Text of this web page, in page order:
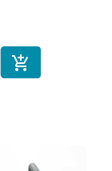

Ostoskoriin